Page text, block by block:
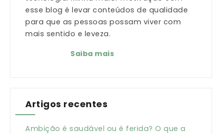
esse blog é levar conteúdos de qualidade
para que as pessoas possam viver com
mais sentido e leveza.
Saiba mais
Artigos recentes
Ambição é saudável ou é ferida? O que a